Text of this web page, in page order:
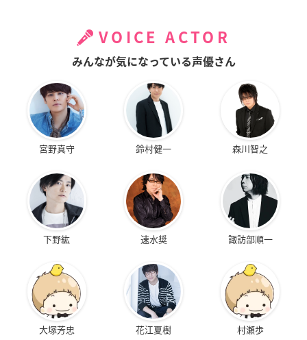
VOICE ACTOR
みんなが気になっている声優さん
宮野真守 鈴村健一 森川智之
下野紘 速水奨 諏訪部順一
大塚芳忠 花江夏樹 村瀬歩